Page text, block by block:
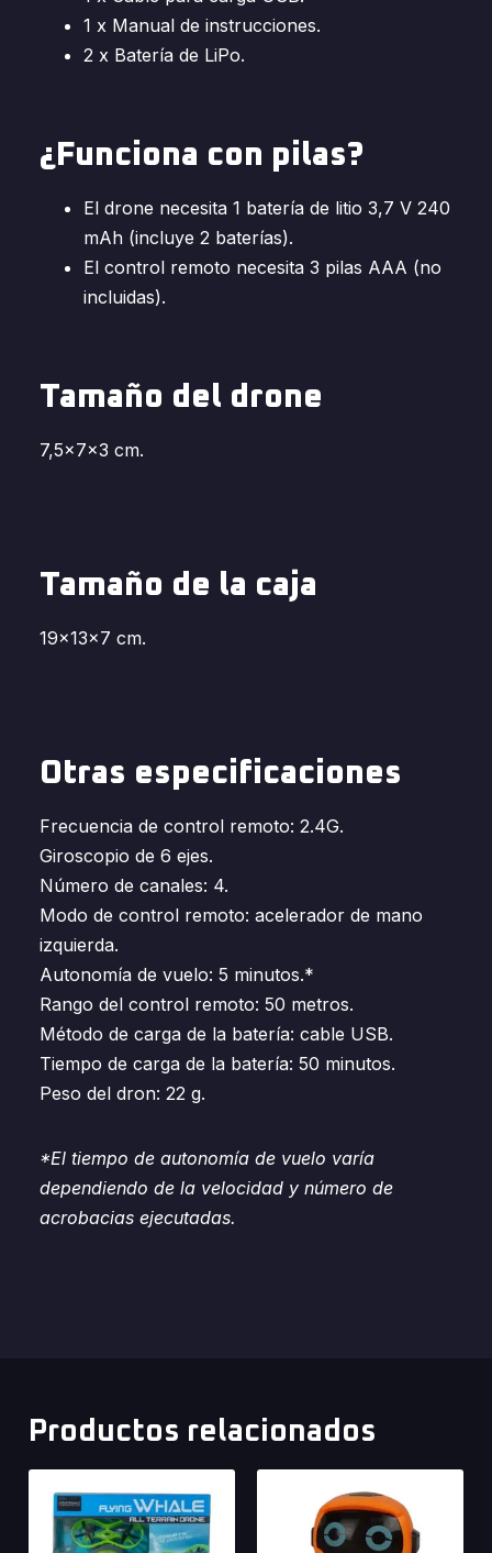
1 x Manual de instrucciones.
2 x Batería de LiPo.
¿Funciona con pilas?
El drone necesita 1 batería de litio 3,7 V 240
mAh (incluye 2 baterías).
El control remoto necesita 3 pilas AAA (no
incluidas).
Tamaño del drone
7,5x7x3 cm.
Tamaño de la caja
19x13x7 cm.
Otras especificaciones
Frecuencia de control remoto: 2.4G.
Giroscopio de 6 ejes.
Número de canales: 4.
Modo de control remoto: acelerador de mano
izquierda.
Autonomía de vuelo: 5 minutos.*
Rango del control remoto: 50 metros.
Método de carga de la batería: cable USB.
Tiempo de carga de la batería: 50 minutos.
Peso del dron: 22 g.
*El tiempo de autonomía de vuelo varía
dependiendo de la velocidad y número de
acrobacias ejecutadas.
Productos relacionados